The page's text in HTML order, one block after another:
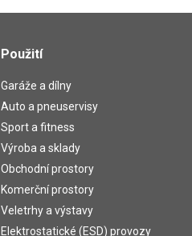
Použití
Garáže a dílny
Auto a pneuservisy
Sport a fitness
Výroba a sklady
Obchodní prostory
Komerční prostory
Veletrhy a výstavy
Elektrostatické (ESD) provozy